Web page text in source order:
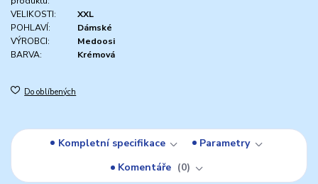
VELIKOSTI:
XXL
POHLAVÍ:
Dámské
VÝROBCI:
Medoosi
BARVA:
Krémová
Do oblíbených
Kompletní specifikace
Parametry
Komentáře
0